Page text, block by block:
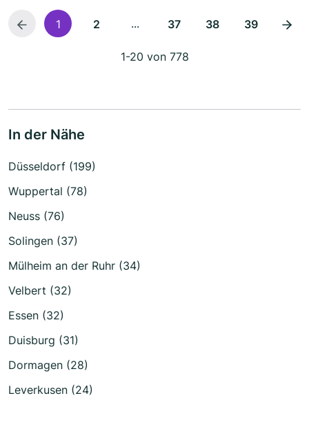
1 2 ... 37 38 39
1-20 von 778
In der Nähe
Düsseldorf (199)
Wuppertal (78)
Neuss (76)
Solingen (37)
Mülheim an der Ruhr (34)
Velbert (32)
Essen (32)
Duisburg (31)
Dormagen (28)
Leverkusen (24)